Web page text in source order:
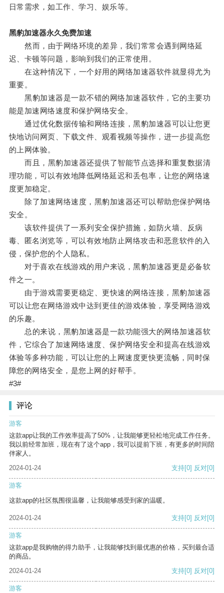
日常需求，如工作、学习、娱乐等。
黑豹加速器永久免费加速
然而，由于网络环境的差异，我们常常会遇到网络延
迟、卡顿等问题，影响到我们的正常使用。
在这种情况下，一个好用的网络加速器软件就显得尤为
重要。
黑豹加速器是一款不错的网络加速器软件，它的主要功
能是加速网络速度和保护网络安全。
通过优化数据传输和网络连接，黑豹加速器可以让您更
快地访问网页、下载文件、观看视频等操作，进一步提高您
的上网体验。
而且，黑豹加速器还提供了智能节点选择和重复数据清
理功能，可以有效地降低网络延迟和丢包率，让您的网络速
度更加稳定。
除了加速网络速度，黑豹加速器还可以帮助您保护网络
安全。
该软件提供了一系列安全保护措施，如防火墙、反病
毒、匿名浏览等，可以有效地防止网络攻击和恶意软件的入
侵，保护您的个人隐私。
对于喜欢在线游戏的用户来说，黑豹加速器更是必备软
件之一。
由于游戏需要更稳定、更快速的网络连接，黑豹加速器
可以让您在网络游戏中达到更佳的游戏体验，享受网络游戏
的乐趣。
总的来说，黑豹加速器是一款功能强大的网络加速器软
件，它综合了加速网络速度、保护网络安全和提高在线游戏
体验等多种功能，可以让您的上网速度更快更流畅，同时保
障您的网络安全，是您上网的好帮手。
#3#
评论
游客
这款app让我的工作效率提高了50%，让我能够更轻松地完成工作任务。
我以前经常加班，现在有了这个app，我可以提前下班，有更多的时间陪
伴家人。
2024-01-24
支持[0] 反对[0]
游客
这款app的社区氛围很温馨，让我能够感受到家的温暖。
2024-01-24 支持[0] 反对[0]
游客
这款app是我购物的得力助手，让我能够找到最优惠的价格，买到最合适
的商品。
2024-01-24
支持[0] 反对[0]
游客